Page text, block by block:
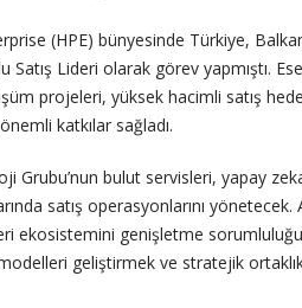
(HPE) bünyesinde Türkiye,
Lideri olarak görev yapmıştı.
projeleri, yüksek hacimli satış
katkılar sağladı.
Grubu’nun bulut servisleri, yapay
satış operasyonlarını
ekosistemini genişletme
geliştirmek ve stratejik